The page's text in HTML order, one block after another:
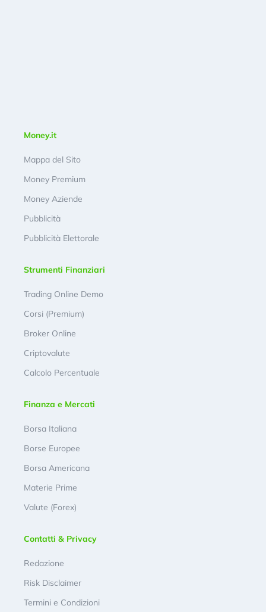
Money.it
Mappa del Sito
Money Premium
Money Aziende
Pubblicità
Pubblicità Elettorale
Strumenti Finanziari
Trading Online Demo
Corsi (Premium)
Broker Online
Criptovalute
Calcolo Percentuale
Finanza e Mercati
Borsa Italiana
Borse Europee
Borsa Americana
Materie Prime
Valute (Forex)
Contatti & Privacy
Redazione
Risk Disclaimer
Termini e Condizioni